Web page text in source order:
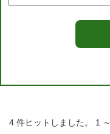
4 件ヒットしました。 1 ～